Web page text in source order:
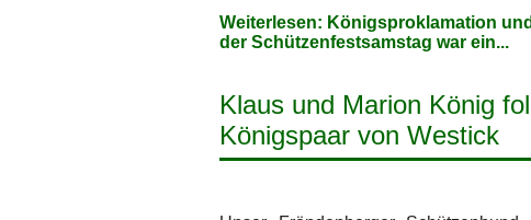
Weiterlesen: Königsproklamation
der Schützenfestsamstag war ein...
Klaus und Marion König
Königspaar von Westick